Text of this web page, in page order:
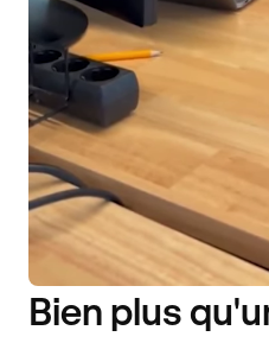
DISPONIBILITÉ 6J/7
Bien plus